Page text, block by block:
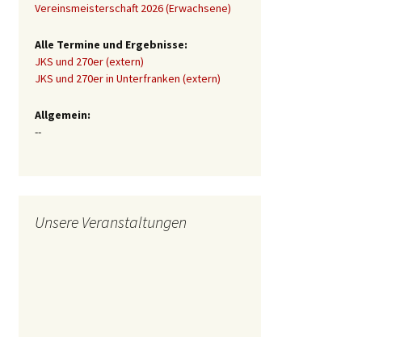
Vereinsmeisterschaft 2026 (Erwachsene)
Alle Termine und Ergebnisse:
JKS und 270er (extern)
JKS und 270er in Unterfranken (extern)
Allgemein:
--
Unsere Veranstaltungen